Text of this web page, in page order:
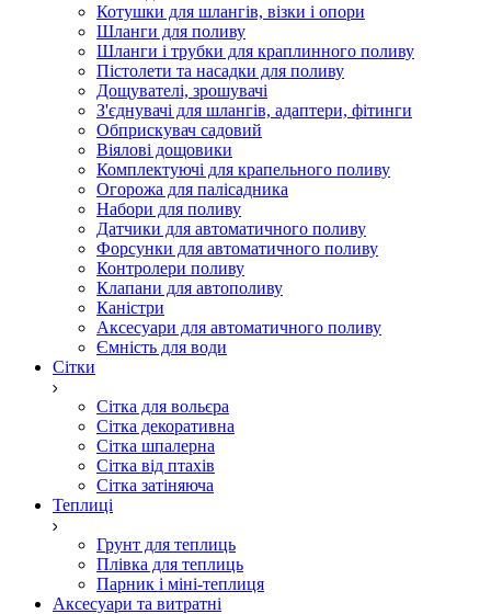
Котушки для шлангів, візки і опори
Шланги для поливу
Шланги і трубки для краплинного поливу
Пістолети та насадки для поливу
Дощувателі, зрошувачі
З'єднувачі для шлангів, адаптери, фітинги
Обприскувач садовий
Віялові дощовики
Комплектуючі для крапельного поливу
Огорожа для палісадника
Набори для поливу
Датчики для автоматичного поливу
Форсунки для автоматичного поливу
Контролери поливу
Клапани для автополиву
Каністри
Аксесуари для автоматичного поливу
Ємність для води
Сітки
Сітка для вольєра
Сітка декоративна
Сітка шпалерна
Сітка від птахів
Сітка затіняюча
Теплиці
Грунт для теплиць
Плівка для теплиць
Парник і міні-теплиця
Аксесуари та витратні